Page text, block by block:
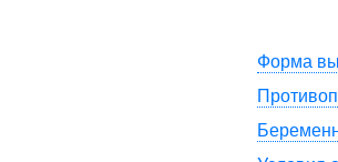
Форма